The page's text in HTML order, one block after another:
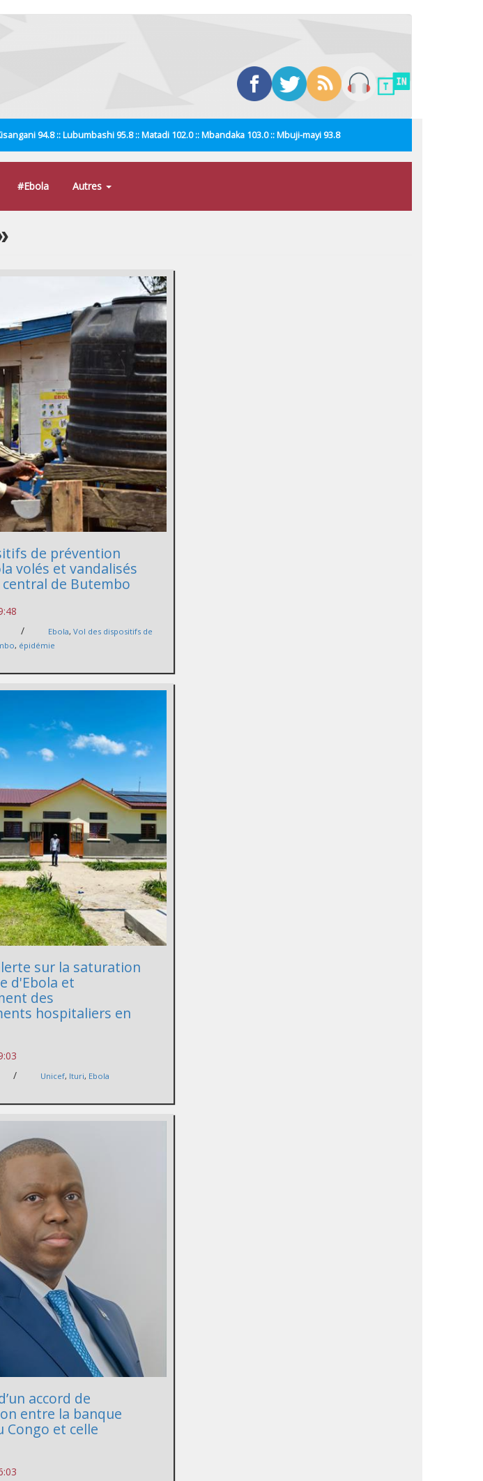
94.8 :: Lubumbashi 95.8 :: Matadi 102.0 :: Mbandaka 103.0 :: Mbuji-mayi 93.8
#Ebola Autres
de prévention
volés et vandalisés
de Butembo
/ Ebola,Vol des dispositifs de
, épidémie
sur la saturation
d'Ebola et
des
hospitaliers en
/ Unicef, Ituri, Ebola
accord de
entre la banque
Congo et celle